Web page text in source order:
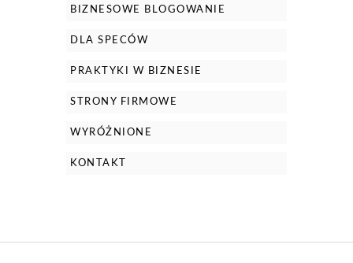
BIZNESOWE BLOGOWANIE
DLA SPECÓW
PRAKTYKI W BIZNESIE
STRONY FIRMOWE
WYRÓŻNIONE
KONTAKT